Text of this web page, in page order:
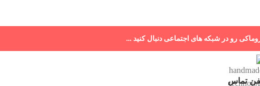
رو در شبکه های اجتماعی دنبال کنید ...
تماس